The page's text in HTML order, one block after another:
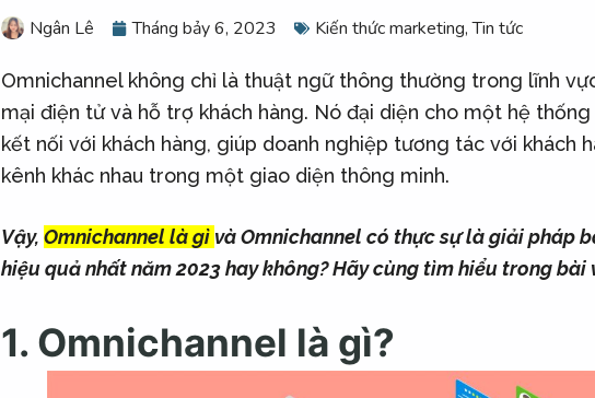
Ngân Lê Tháng bảy 6, 2023 Kiến thức marketing,Tin tức
Omnichannel không chỉ là thuật ngữ thông thường trong lĩnh
mại điện tử và hỗ trợ khách hàng. Nó đại diện cho một hệ
kết nối với khách hàng, giúp doanh nghiệp tương tác với khách
kênh khác nhau trong một giao diện thông minh.
Vậy, Omnichannel là gì và Omnichannel có thực sự là giải pháp
hiệu quả nhất năm 2023 hay không? Hãy cùng tìm hiểu trong bài
1. Omnichannel là gì?